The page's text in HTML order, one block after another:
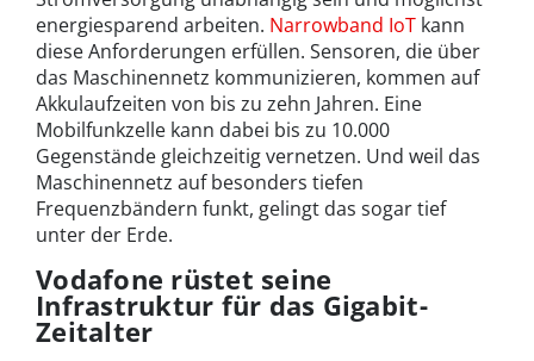
energiesparend arbeiten. Narrowband IoT kann
diese Anforderungen erfüllen. Sensoren, die über
das Maschinennetz kommunizieren, kommen auf
Akkulaufzeiten von bis zu zehn Jahren. Eine
Mobilfunkzelle kann dabei bis zu 10.000
Gegenstände gleichzeitig vernetzen. Und weil das
Maschinennetz auf besonders tiefen
Frequenzbändern funkt, gelingt das sogar tief
unter der Erde.
Vodafone rüstet seine
Infrastruktur für das Gigabit-
Zeitalter